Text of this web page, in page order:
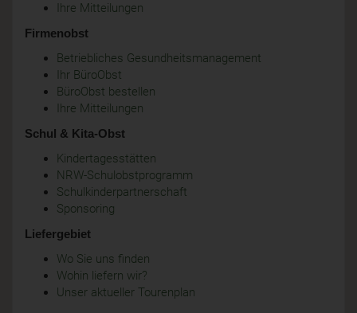
Ihre Mitteilungen
Firmenobst
Betriebliches Gesundheitsmanagement
Ihr BüroObst
BüroObst bestellen
Ihre Mitteilungen
Schul & Kita-Obst
Kindertagesstätten
NRW-Schulobstprogramm
Schulkinderpartnerschaft
Sponsoring
Liefergebiet
Wo Sie uns finden
Wohin liefern wir?
Unser aktueller Tourenplan